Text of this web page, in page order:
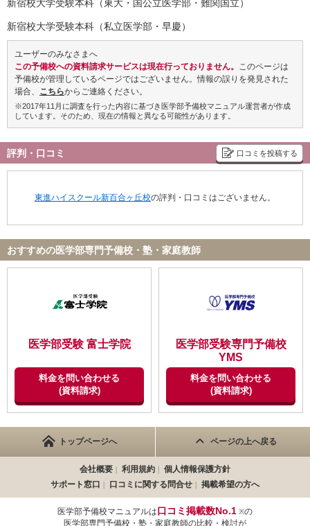
※東進ネットワーク生（東進ハイスクール・東進衛星予備校・早稲
田塾）の現役生のみ、高3時在籍者のみの合同実績となります
90分×5回＋講座修了判定テスト1回 19,250円(税込)
90分×10回＋講座修了判定テスト1回 38,500円(税込)
新宿校大学受験本科（東大・国公立医学部・難関国立）
新宿校大学受験本科（私立医学部・早慶）
ユーザーのみなさまへ
この予備校への資料請求サービスは現在行っておりません。 このページは
予備校が管理しているページではございません。情報の誤りを発見された
場合、 こちらからご連絡ください。
※2017年11月に調査を行った内容に基づき医学部予備校マニュアル運営者が作成
しています。そのため、現在の情報と異なる可能性があります。
評判・口コミ 口コミを投稿する
東進ハイスクール新百合ヶ丘校の評判・口コミはございません。
おすすめの医学部専門予備校・塾・家庭教師
医学部受験 富士学院
料金を問い合わせる
(資料請求)
医学部受験専門予備校
YMS
料金を問い合わせる
(資料請求)
トップページへ ページの上へ戻る
会社概要 利用規約
個人情報保護方針
サポート窓口
口コミに関する問合せ 掲載希望の方へ
医学部予備校マニュアルは口コミ掲載数No.1 ※の
医学部専門予備校・塾・家庭教師の比較・検討が